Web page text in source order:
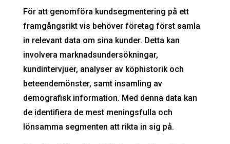
För att genomföra kundsegmentering på ett
framgångsrikt vis behöver företag först samla
in relevant data om sina kunder. Detta kan
involvera marknadsundersökningar,
kundintervjuer, analyser av köphistorik och
beteendemönster, samt insamling av
demografisk information. Med denna data kan
de identifiera de mest meningsfulla och
lönsamma segmenten att rikta in sig på.